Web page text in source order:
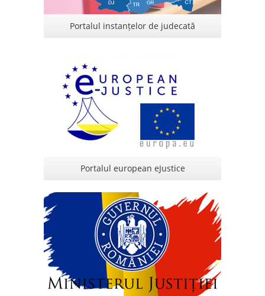
Portalul instanțelor de judecată
Portalul european eJustice